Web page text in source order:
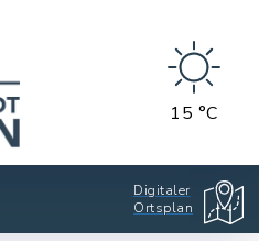
15 °C
Digitaler
Ortsplan